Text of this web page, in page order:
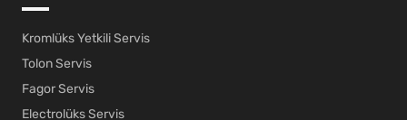
Kromlüks Yetkili Servis
Tolon Servis
Fagor Servis
Electrolüks Servis